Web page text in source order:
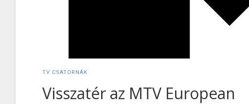
TV CSATORNÁK
Visszatér az MTV European